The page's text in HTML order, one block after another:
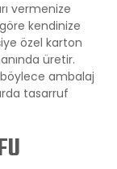
vermenize
kendinize
özel karton
üretir.
böylece ambalaj
tasarruf